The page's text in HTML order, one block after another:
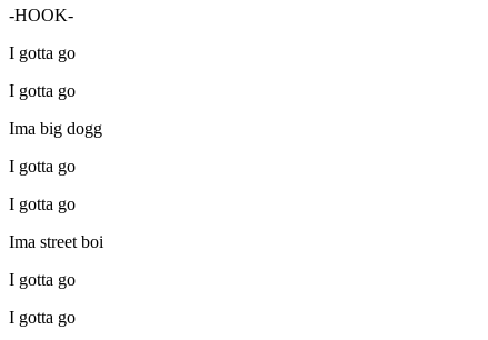
-HOOK-
I gotta go
I gotta go
Ima big dogg
I gotta go
I gotta go
Ima street boi
I gotta go
I gotta go